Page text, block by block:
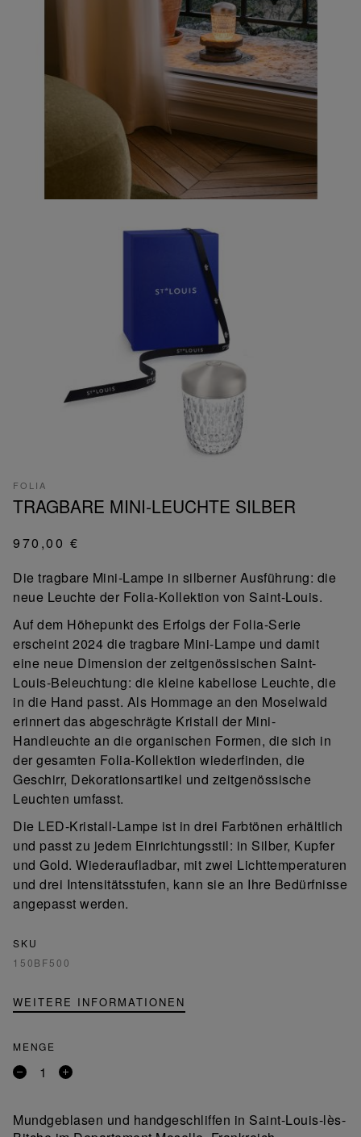
FOLIA
TRAGBARE MINI-LEUCHTE SILBER
970,00 €
Die tragbare Mini-Lampe in silberner Ausführung: die
neue Leuchte der Folia-Kollektion von Saint-Louis.
Auf dem Höhepunkt des Erfolgs der Folia-Serie
erscheint 2024 die tragbare Mini-Lampe und damit
eine neue Dimension der zeitgenössischen Saint-
Louis-Beleuchtung: die kleine kabellose Leuchte, die
in die Hand passt. Als Hommage an den Moselwald
erinnert das abgeschrägte Kristall der Mini-
Handleuchte an die organischen Formen, die sich in
der gesamten Folia-Kollektion wiederfinden, die
Geschirr, Dekorationsartikel und zeitgenössische
Leuchten umfasst.
Die LED-Kristall-Lampe ist in drei Farbtönen erhältlich
und passt zu jedem Einrichtungsstil: in Silber, Kupfer
und Gold. Wiederaufladbar, mit zwei Lichttemperaturen
und drei Intensitätsstufen, kann sie an Ihre Bedürfnisse
angepasst werden.
SKU
150BF500
WEITERE INFORMATIONEN
MENGE
Entfernen
Produkt
Ein
Mundgeblasen und handgeschliffen in Saint-Louis-lès-